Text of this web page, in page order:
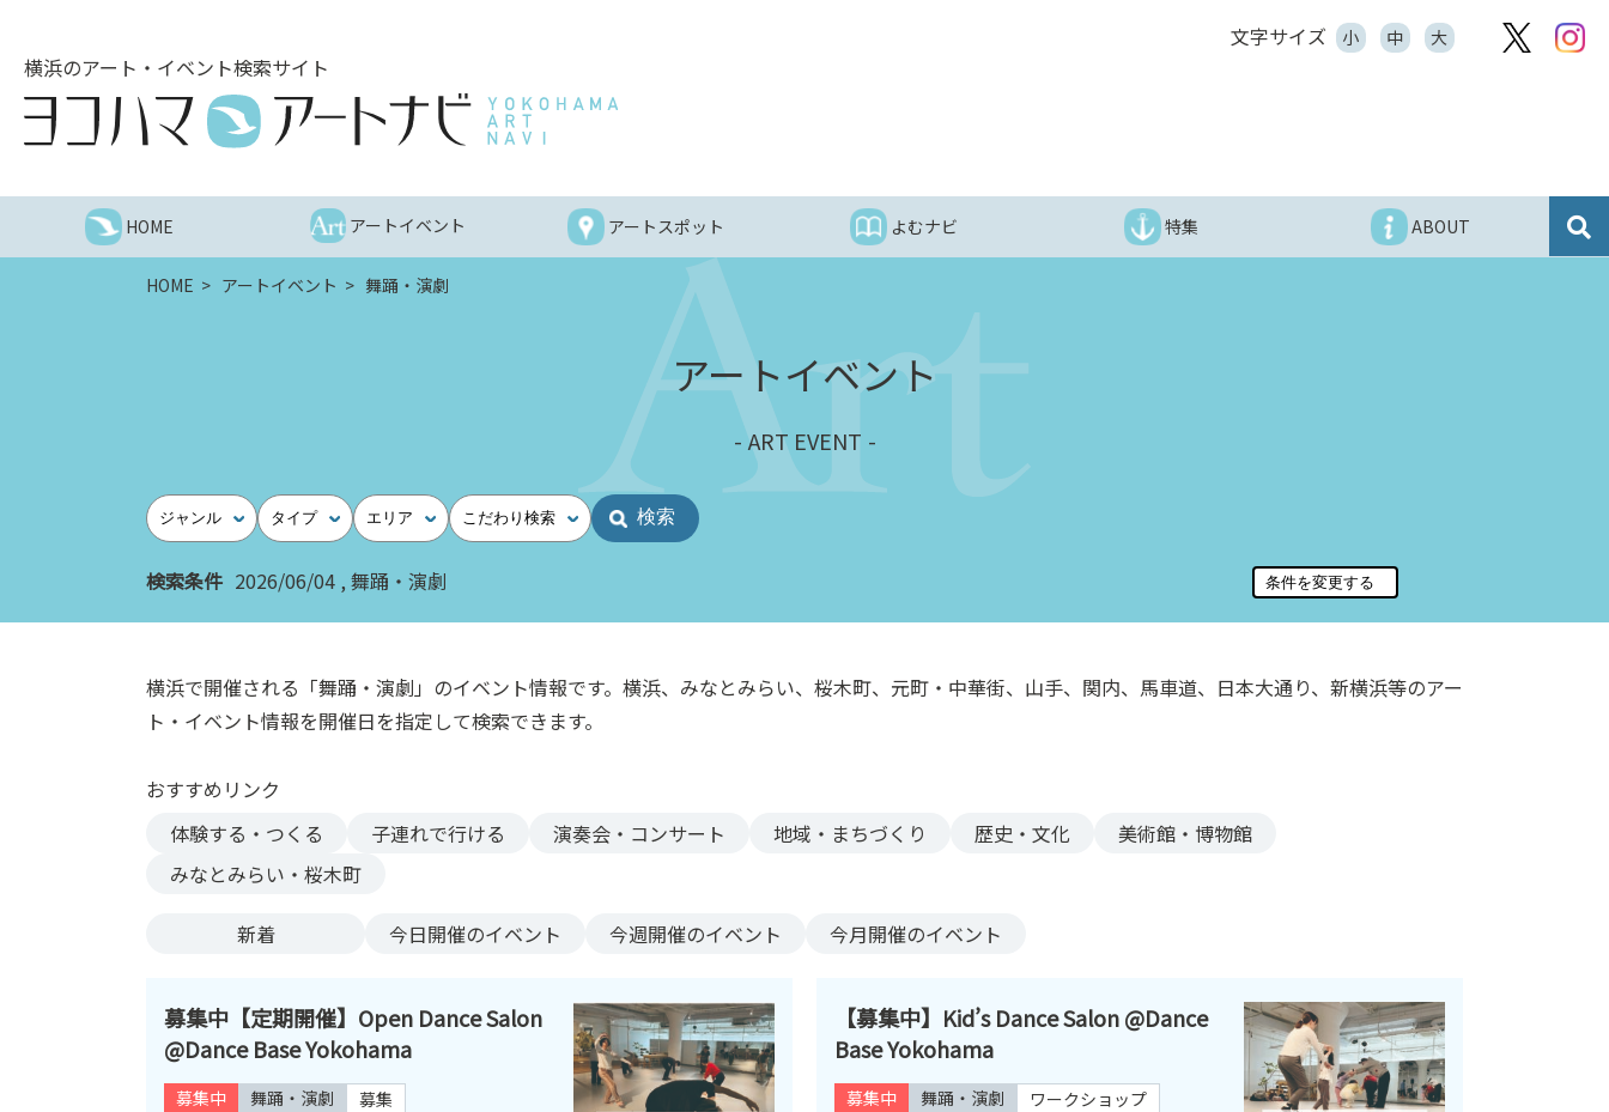
へ
文字サイズ 小 中 大
横浜のアート・イベント検索サイト
HOME アートイベント アートスポット よむナビ 特集 ABOUT
HOME アートイベント 舞踊・演劇
アートイベント
ART EVENT
ジャンル タイプ エリア こだわり検索
検索条件 2026/06/04 舞踊・演劇
横浜で開催される「舞踊・演劇」のイベント情報です。横浜、みなとみらい、桜木町、元町・中華街、山手、関内、馬車道、日本大通り、新横浜等のアー
ト・イベント情報を開催日を指定して検索できます。
おすすめリンク
体験する・つくる
子連れで行ける 演奏会・コンサート 地域・まちづくり 歴史・文化
美術館・博物館
みなとみらい・桜木町
新着 今日開催のイベント 今週開催のイベント 今月開催のイベント
募集中【定期開催】Open Dance Salon
@Dance Base Yokohama
募集中 舞踊・演劇
募集
【募集中】Kid’s Dance Salon @Dance
Base Yokohama
募集中 舞踊・演劇 ワークショップ